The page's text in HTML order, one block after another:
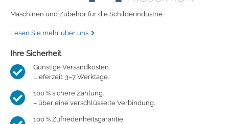
Maschinen und Zubehör für die Schilderindustrie
Lesen Sie mehr über uns
Ihre Sicherheit
Günstige Versandkosten.
Lieferzeit: 3–7 Werktage.
100 % sichere Zahlung.
– über eine verschlüsselte Verbindung.
100 % Zufriedenheitsgarantie.